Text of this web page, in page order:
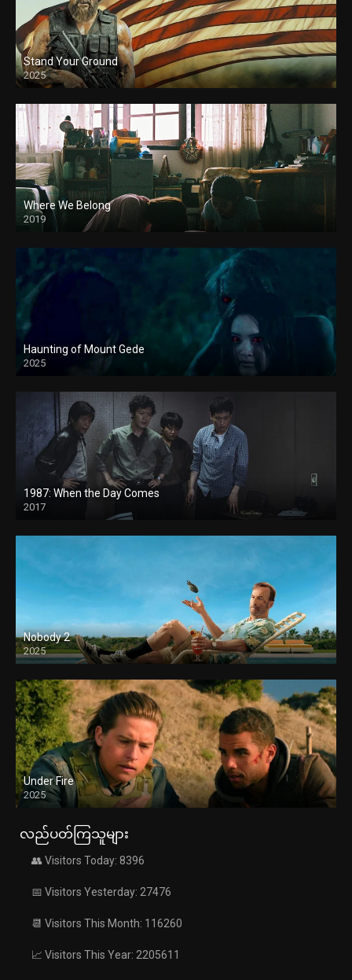
Stand Your Ground
2025
Where We Belong
2019
Haunting of Mount Gede
2025
1987: When the Day Comes
2017
Nobody 2
2025
Under Fire
2025
လည်ပတ်ကြသူများ
👥 Visitors Today: 8396
📅 Visitors Yesterday: 27476
📆 Visitors This Month: 116260
📈 Visitors This Year: 2205611